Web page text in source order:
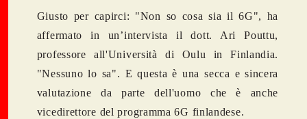
Giusto per capirci: "Non so cosa sia il 6G", ha
affermato in un’intervista il dott. Ari Pouttu,
professore all'Università di Oulu in Finlandia.
"Nessuno lo sa". E questa è una secca e sincera
valutazione da parte dell'uomo che è anche
vicedirettore delprogramma 6G finlandese.